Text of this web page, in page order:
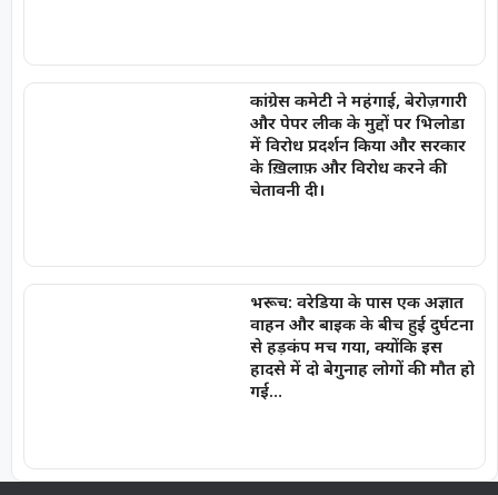
कांग्रेस कमेटी ने महंगाई, बेरोज़गारी
और पेपर लीक के मुद्दों पर भिलोडा
में विरोध प्रदर्शन किया और सरकार
के ख़िलाफ़ और विरोध करने की
चेतावनी दी।
भरूच: वरेडिया के पास एक अज्ञात
वाहन और बाइक के बीच हुई दुर्घटना
से हड़कंप मच गया, क्योंकि इस
हादसे में दो बेगुनाह लोगों की मौत हो
गई…